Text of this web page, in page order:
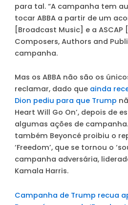
para tal. “A campanha tem
tocar ABBA a partir de um
[Broadcast Music] e a
Composers, Authors and
campanha.
Mas os ABBA não são os
reclamar, dado que ainda
Dion pediu para que Trump
Heart Will Go On’, depois de
algumas ações de
também Beyoncé proibiu o
‘Freedom’, que se tornou o
campanha adversária,
Kamala Harris.
Campanha de Trump recua